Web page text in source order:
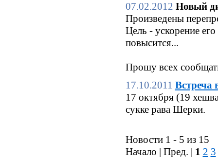
07.02.2012 Новый
Произведены
Цель - ускорение
повысится...
Прошу всех
17.10.2011 Встреча
17 октября (19
сукке рава Шерки.
Новости 1 - 5 из 15
Начало | Пред. | 1 2 3